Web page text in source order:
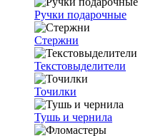
Ручки подарочные
Стержни
Текстовыделители
Точилки
Тушь и чернила